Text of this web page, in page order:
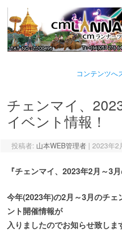
コンテンツへ
チェンマイ、
イベント情報！
投稿者: 山本WEB管理者 | 2023年2
『チェンマイ、2023年2月～3
今年(2023年)の2月～3月のチ
ント開催情報が
入りましたのでお知らせ致しま